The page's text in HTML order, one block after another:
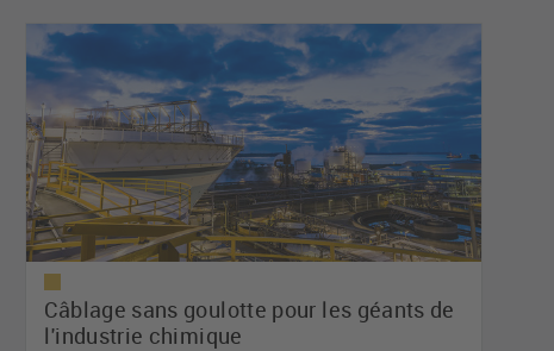
Câblage sans goulotte pour les géants de
l'industrie chimique